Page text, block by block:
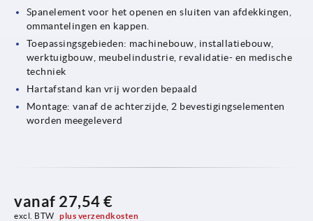
Spanelement voor het openen en sluiten van afdekkingen,
ommantelingen en kappen.
Toepassingsgebieden: machinebouw, installatiebouw,
werktuigbouw, meubelindustrie, revalidatie- en medische
techniek
Hartafstand kan vrij worden bepaald
Montage: vanaf de achterzijde, 2 bevestigingselementen
worden meegeleverd
vanaf 27,54 €
excl. BTW plus verzendkosten